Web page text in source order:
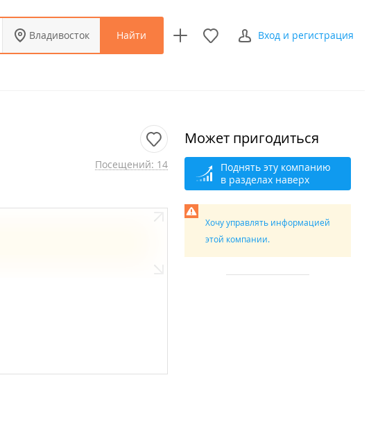
Владивосток Найти Вход и регистрация
Посещений: 14
Может пригодиться
Поднять эту компанию
в разделах наверх
Хочу управлять информацией
этой компании.